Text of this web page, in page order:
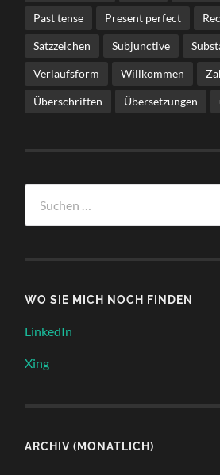
Past tense Present perfect
Satzzeichen Subjunctive
Verlaufsform Willkommen
Überschriften Übersetzungen
nach:
WO SIE MICH NOCH FINDEN
LinkedIn
Xing
ARCHIV (MONATLICH)